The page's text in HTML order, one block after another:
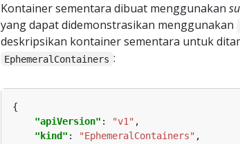
Kontainer sementara dibuat menggunakan
yang dapat didemonstrasikan menggunakan
deskripsikan kontainer sementara untuk
EphemeralContainers :
"apiVersion" : "v1"
"kind" : "EphemeralContainers"